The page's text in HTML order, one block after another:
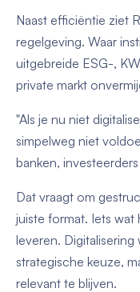
Naast efficiëntie ziet
regelgeving. Waar
uitgebreide ESG-,
private markt
"Als je nu niet
simpelweg niet
banken,
Dat vraagt om
juiste format. Iets
leveren.
strategische keuze,
relevant te blijven.